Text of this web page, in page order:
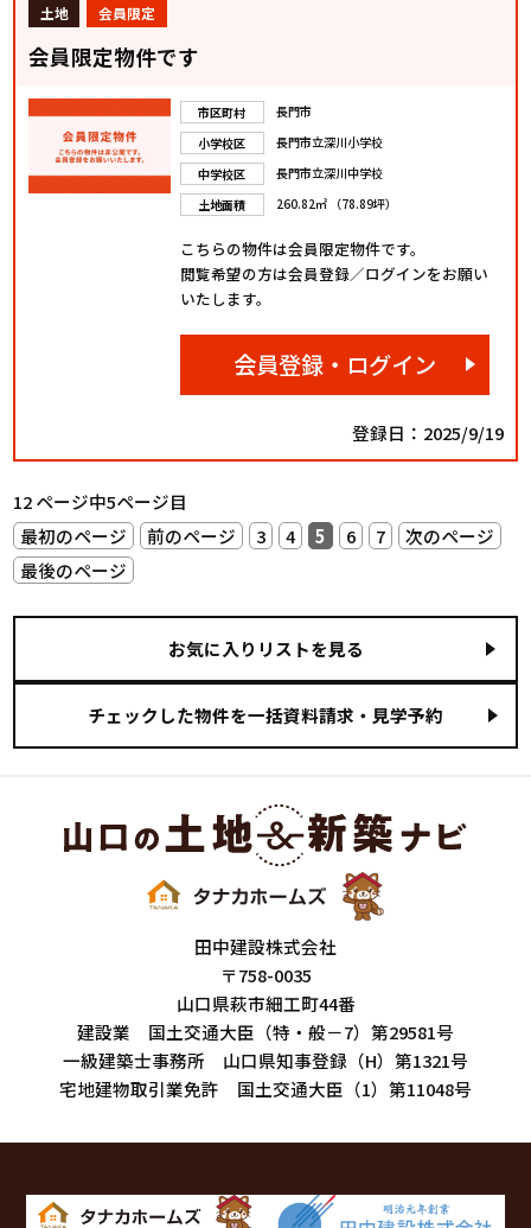
土地 会員限定
会員限定物件です
市区町村
長門市
小学校区
長門市立深川小学校
中学校区
長門市立深川中学校
土地面積
260.82㎡ （78.89坪）
こちらの物件は会員限定物件です。
閲覧希望の方は会員登録／ログインをお願い
いたします。
会員登録・ログイン
登録日：2025/9/19
12 ページ中5ページ目
最初のページ
前のページ 3 4 5 6 7
次のページ
最後のページ
お気に入りリストを見る
田中建設株式会社
〒758-0035
山口県萩市細工町44番
建設業 国土交通大臣（特・般－7）第29581号
一級建築士事務所 山口県知事登録（H）第1321号
宅地建物取引業免許 国土交通大臣（1）第11048号